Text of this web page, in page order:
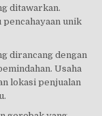
ditawarkan.
pencahayaan unik
dirancang dengan
Usaha
lokasi penjualan